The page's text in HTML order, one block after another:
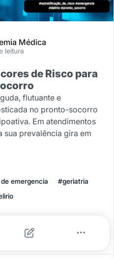
Médica
leitura
de Risco para
flutuante e
no pronto-socorro
Em atendimentos
sua prevalência gira em
emergencia
#geriatria